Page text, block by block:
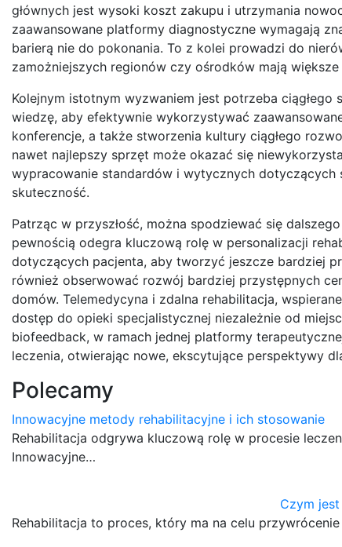
głównych jest wysoki koszt zakupu i utrzymania
zaawansowane platformy diagnostyczne wymagają
barierą nie do pokonania. To z kolei prowadzi do
zamożniejszych regionów czy ośrodków mają
Kolejnym istotnym wyzwaniem jest potrzeba
wiedzę, aby efektywnie wykorzystywać
konferencje, a także stworzenia kultury ciągłego
nawet najlepszy sprzęt może okazać się
wypracowanie standardów i wytycznych
skuteczność.
Patrząc w przyszłość, można spodziewać się
pewnością odegra kluczową rolę w personalizacji
dotyczących pacjenta, aby tworzyć jeszcze bardziej
również obserwować rozwój bardziej przystępnych
domów. Telemedycyna i zdalna rehabilitacja,
dostęp do opieki specjalistycznej niezależnie od
biofeedback, w ramach jednej platformy
leczenia, otwierając nowe, ekscytujące perspektywy
Polecamy
Innowacyjne metody rehabilitacyjne i ich stosowanie
Rehabilitacja odgrywa kluczową rolę w procesie
Innowacyjne…
Czym
Rehabilitacja to proces, który ma na celu